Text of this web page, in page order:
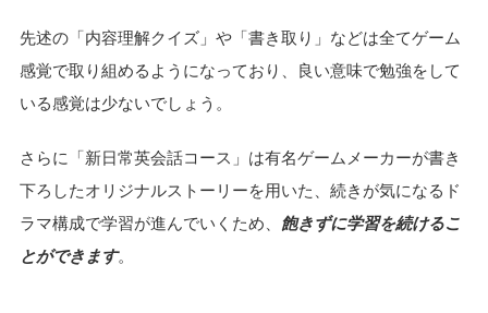
先述の「内容理解クイズ」や「書き取り」などは全てゲーム
感覚で取り組めるようになっており、良い意味で勉強をして
いる感覚は少ないでしょう。
さらに「新日常英会話コース」は有名ゲームメーカーが書き
下ろしたオリジナルストーリーを用いた、続きが気になるド
ラマ構成で学習が進んでいくため、 飽きずに学習を続けるこ
とができます。